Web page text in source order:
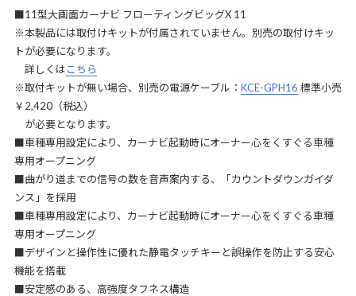
■11型大画面カーナビ フローティングビッグX 11
※本製品には取付けキットが付属されていません。別売の取付けキッ
トが必要になります。
詳しくはこちら
※取付キットが無い場合、別売の電源ケーブル： KCE-GPH16 標準小売
￥2,420（税込）
が必要となります。
■車種専用設定により、カーナビ起動時にオーナー心をくすぐる車種
専用オープニング
■曲がり道までの信号の数を音声案内する、「カウントダウンガイダ
ンス」を採用
■車種専用設定により、カーナビ起動時にオーナー心をくすぐる車種
専用オープニング
■デザインと操作性に優れた静電タッチキーと誤操作を防止する安心
機能を搭載
■安定感のある、高強度タフネス構造